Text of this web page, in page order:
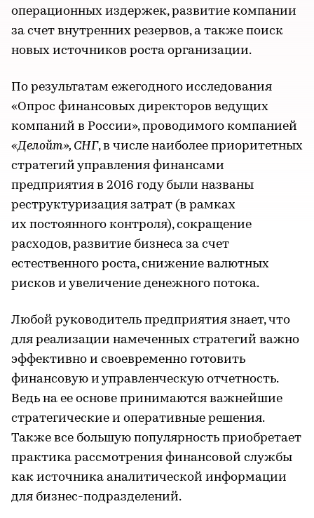
операционных издержек, развитие компании
за счет внутренних резервов, а также поиск
новых источников роста организации.
По результатам ежегодного исследования
«Опрос финансовых директоров ведущих
компаний в России», проводимого компанией
«Делойт», СНГ, в числе наиболее приоритетных
стратегий управления финансами
предприятия в 2016 году были названы
реструктуризация затрат (в рамках
их постоянного контроля), сокращение
расходов, развитие бизнеса за счет
естественного роста, снижение валютных
рисков и увеличение денежного потока.
Любой руководитель предприятия знает, что
для реализации намеченных стратегий важно
эффективно и своевременно готовить
финансовую и управленческую отчетность.
Ведь на ее основе принимаются важнейшие
стратегические и оперативные решения.
Также все большую популярность приобретает
практика рассмотрения финансовой службы
как источника аналитической информации
для бизнес-подразделений.